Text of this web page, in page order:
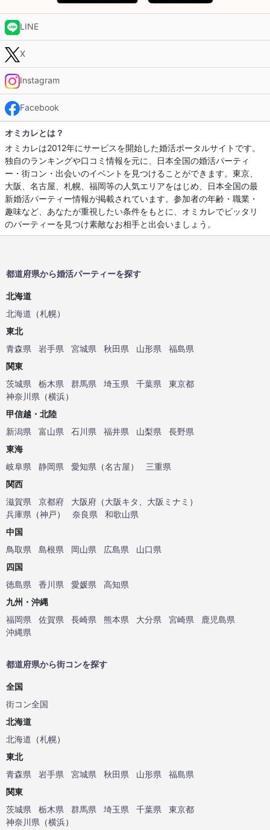
LINE
X
Instagram
Facebook
オミカレとは？
オミカレは2012年にサービスを開始した婚活ポータルサイトです。
独自のランキングや口コミ情報を元に、日本全国の婚活パーティ
ー・街コン・出会いのイベントを見つけることができます。東京、
大阪、名古屋、札幌、福岡等の人気エリアをはじめ、日本全国の最
新婚活パーティー情報が掲載されています。参加者の年齢・職業・
趣味など、あなたが重視したい条件をもとに、オミカレでピッタリ
のパーティーを見つけ素敵なお相手と出会いましょう。
都道府県から婚活パーティーを探す
北海道
北海道 （札幌）
東北
青森県
岩手県 宮城県 秋田県 山形県
福島県
関東
茨城県
栃木県 群馬県 埼玉県 千葉県
東京都
神奈川県 （横浜）
甲信越・北陸
新潟県
富山県 石川県 福井県 山梨県
長野県
東海
岐阜県
静岡県 愛知県 （名古屋）
三重県
関西
滋賀県
京都府 大阪府 （大阪キタ 大阪ミナミ ）
兵庫県 （神戸） 奈良県
和歌山県
中国
鳥取県
島根県 岡山県 広島県
山口県
四国
徳島県
香川県 愛媛県
高知県
九州・沖縄
福岡県
佐賀県 長崎県 熊本県 大分県 宮崎県
鹿児島県
沖縄県
都道府県から街コンを探す
全国
街コン全国
北海道
北海道 （札幌）
東北
青森県
岩手県 宮城県 秋田県 山形県
福島県
関東
茨城県
栃木県 群馬県 埼玉県 千葉県
東京都
神奈川県 （横浜）